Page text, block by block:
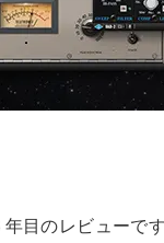
目のレビューです